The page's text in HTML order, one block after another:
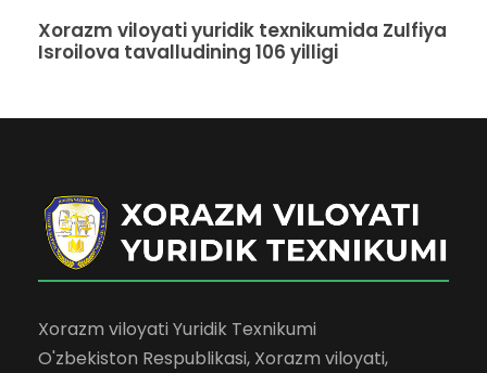
Xorazm viloyati yuridik texnikumida Zulfiya
Isroilova tavalludining 106 yilligi
Xorazm viloyati Yuridik Texnikumi
O'zbekiston Respublikasi, Xorazm viloyati,